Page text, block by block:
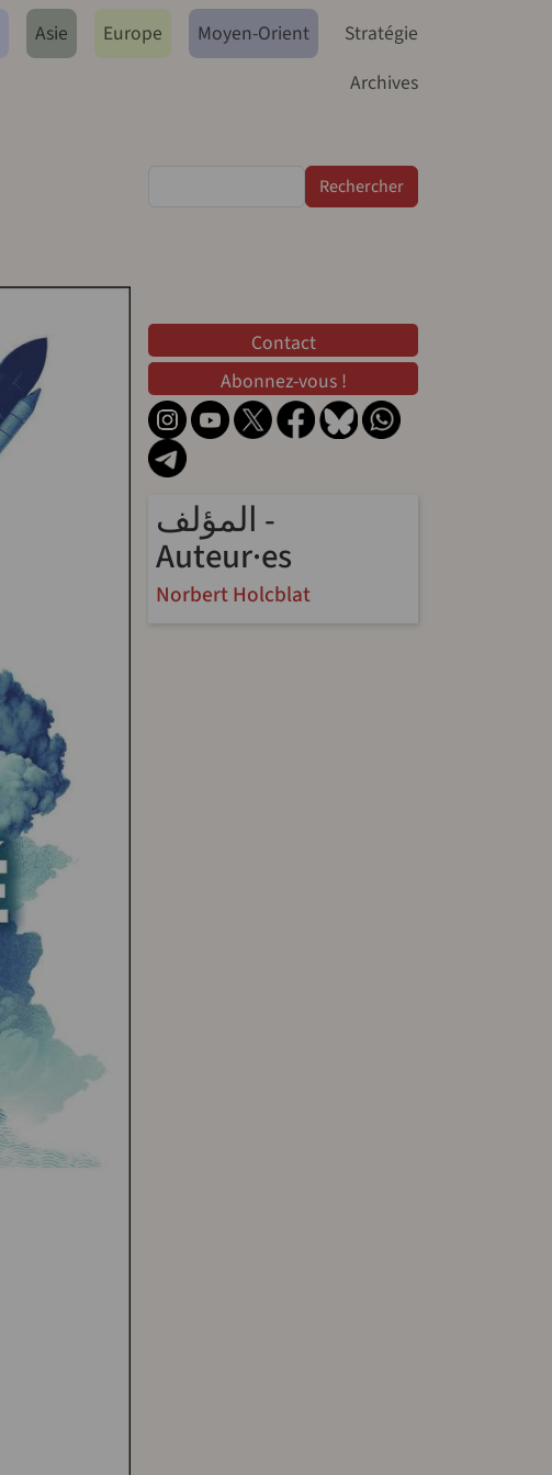
Asie Europe Moyen-Orient
Stratégie
Archives
Contact
Abonnez-vous !
المؤلف -
Auteur·es
Norbert Holcblat